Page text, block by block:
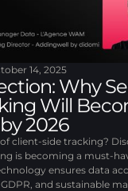
14, 2025
Why
Will
2026
client-side tracking?
is becoming a must-
ensures data
and sustainable